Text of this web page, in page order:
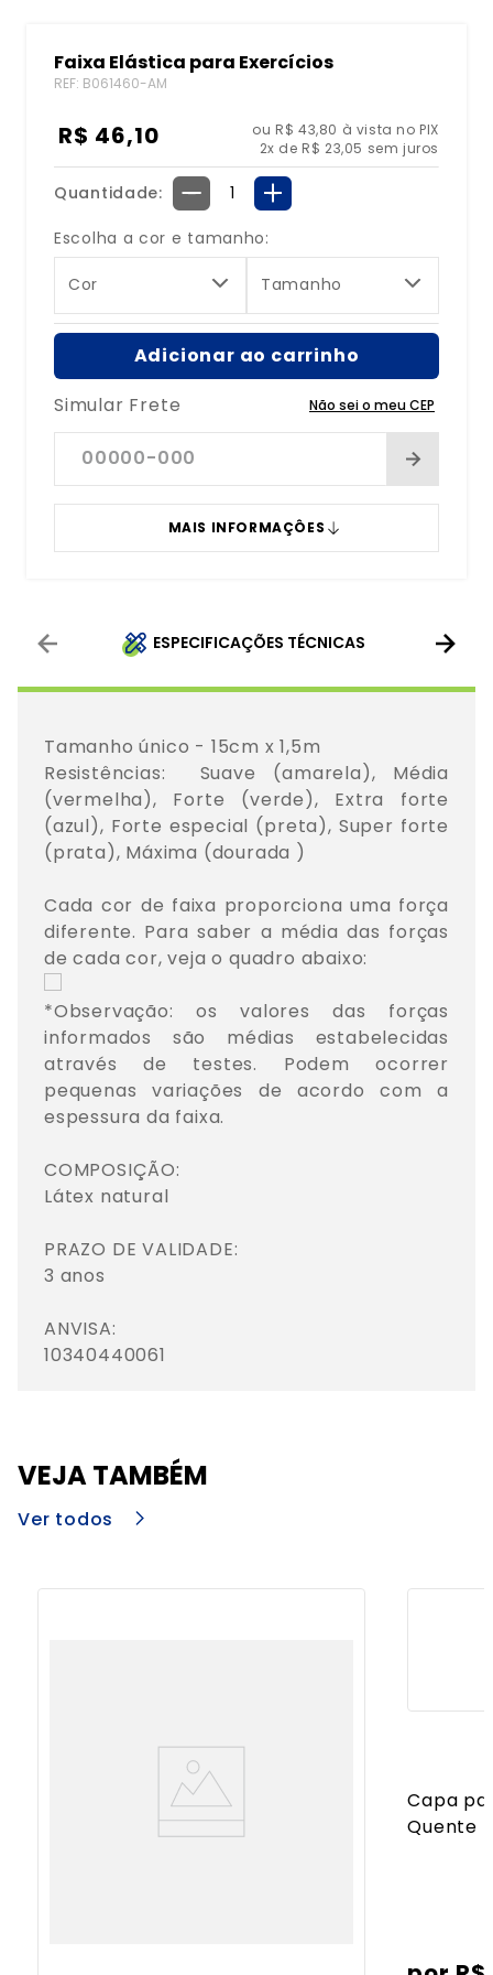
Faixa Elástica para Exercícios
REF: B061460-AM
R$ 46,10
ou R$ 43,80 à vista no PIX
2x de R$ 23,05 sem juros
Quantidade ＋
－
Escolha a cor e tamanho:
Cor Tamanho
Adicionar ao carrinho
Simular Frete
Não sei o meu CEP
MAIS INFORMAÇÔES
ESPECIFICAÇÕES TÉCNICAS
Tamanho único - 15cm x 1,5m
Resistências:  Suave (amarela), Média
(vermelha), Forte (verde), Extra forte
(azul), Forte especial (preta), Super forte
(prata), Máxima (dourada )
Cada cor de faixa proporciona uma força
diferente. Para saber a média das forças
*Observação: os valores das forças
informados são médias estabelecidas
através de testes. Podem ocorrer
pequenas variações de acordo com a
espessura da faixa.
COMPOSIÇÃO:
Látex natural
PRAZO DE VALIDADE:
3 anos
ANVISA:
10340440061
VEJA TAMBÉM
Ver todos
Capa
Quente
bolsa água quente